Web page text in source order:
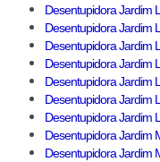
Desentupidora Jardim
Desentupidora Jardim
Desentupidora Jardim
Desentupidora Jardim
Desentupidora Jardim
Desentupidora Jardim
Desentupidora Jardim
Desentupidora Jardim
Desentupidora Jardim